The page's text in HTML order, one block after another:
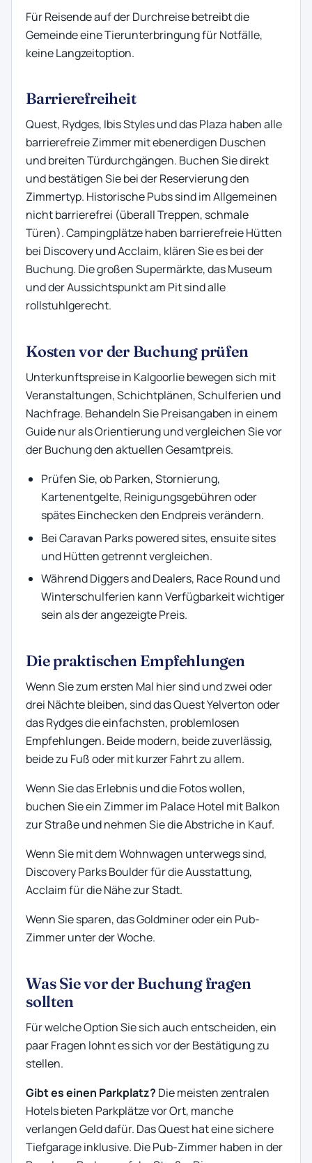
Für Reisende auf der Durchreise betreibt die
Gemeinde eine Tierunterbringung für Notfälle,
keine Langzeitoption.
Barrierefreiheit
Quest, Rydges, Ibis Styles und das Plaza haben alle
barrierefreie Zimmer mit ebenerdigen Duschen
und breiten Türdurchgängen. Buchen Sie direkt
und bestätigen Sie bei der Reservierung den
Zimmertyp. Historische Pubs sind im Allgemeinen
nicht barrierefrei (überall Treppen, schmale
Türen). Campingplätze haben barrierefreie Hütten
bei Discovery und Acclaim, klären Sie es bei der
Buchung. Die großen Supermärkte, das Museum
und der Aussichtspunkt am Pit sind alle
rollstuhlgerecht.
Kosten vor der Buchung prüfen
Unterkunftspreise in Kalgoorlie bewegen sich mit
Veranstaltungen, Schichtplänen, Schulferien und
Nachfrage. Behandeln Sie Preisangaben in einem
Guide nur als Orientierung und vergleichen Sie vor
der Buchung den aktuellen Gesamtpreis.
Prüfen Sie, ob Parken, Stornierung,
Kartenentgelte, Reinigungsgebühren oder
spätes Einchecken den Endpreis verändern.
Bei Caravan Parks powered sites, ensuite sites
und Hütten getrennt vergleichen.
Während Diggers and Dealers, Race Round und
Winterschulferien kann Verfügbarkeit wichtiger
sein als der angezeigte Preis.
Die praktischen Empfehlungen
Wenn Sie zum ersten Mal hier sind und zwei oder
drei Nächte bleiben, sind das Quest Yelverton oder
das Rydges die einfachsten, problemlosen
Empfehlungen. Beide modern, beide zuverlässig,
beide zu Fuß oder mit kurzer Fahrt zu allem.
Wenn Sie das Erlebnis und die Fotos wollen,
buchen Sie ein Zimmer im Palace Hotel mit Balkon
zur Straße und nehmen Sie die Abstriche in Kauf.
Wenn Sie mit dem Wohnwagen unterwegs sind,
Discovery Parks Boulder für die Ausstattung,
Acclaim für die Nähe zur Stadt.
Wenn Sie sparen, das Goldminer oder ein Pub-
Zimmer unter der Woche.
Was Sie vor der Buchung fragen
sollten
Für welche Option Sie sich auch entscheiden, ein
paar Fragen lohnt es sich vor der Bestätigung zu
stellen.
Gibt es einen Parkplatz? Die meisten zentralen
Hotels bieten Parkplätze vor Ort, manche
verlangen Geld dafür. Das Quest hat eine sichere
Tiefgarage inklusive. Die Pub-Zimmer haben in der